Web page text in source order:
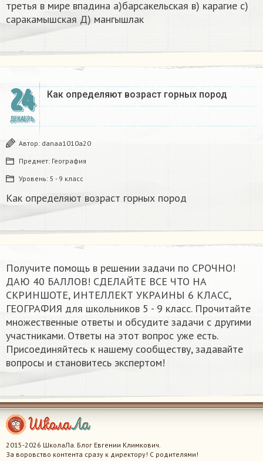
третья в мире впадина а)барсакельская в) карагие с)
саракамышская Д) мангышлак​
24
ДЕКАБРЬ
Как определяют возраст горных пород
Автор: danaa1010a20
Предмет: География
Уровень: 5 - 9 класс
Как определяют возраст горных пород
Получите помощь в решении задачи по СРОЧНО!
ДАЮ 40 БАЛЛОВ! СДЕЛАЙТЕ ВСЕ ЧТО НА
СКРИНШОТЕ, ИНТЕЛЛЕКТ УКРАИНЫ 6 КЛАСС,
ГЕОГРАФИЯ для школьников 5 - 9 класс. Прочитайте
множественные ответы и обсудите задачи с другими
участниками. Ответы на этот вопрос уже есть.
Присоединяйтесь к нашему сообществу, задавайте
вопросы и становитесь экспертом!
2015-2026 ШколаЛа. Блог Евгении Климкович.
За воровство контента сразу к директору! С родителями!